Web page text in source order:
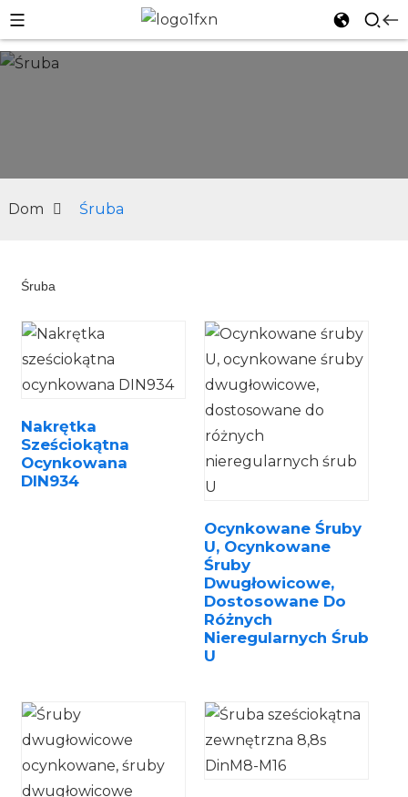
Dom Śruba
Śruba
Nakrętka
Sześciokątna
Ocynkowana
DIN934
Ocynkowane Śruby
U, Ocynkowane
Śruby
Dwugłowicowe,
Dostosowane Do
Różnych
Nieregularnych Śrub
U